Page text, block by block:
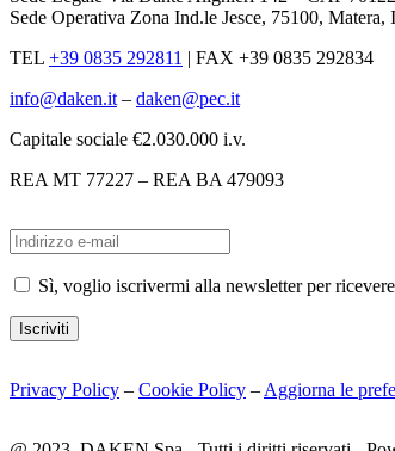
Sede Operativa Zona Ind.le Jesce, 75100, Matera,
TEL +39 0835 292811 | FAX +39 0835 292834
info@daken.it – daken@pec.it
Capitale sociale €2.030.000 i.v.
REA MT 77227 – REA BA 479093
Sì, voglio iscrivermi alla newsletter per
Iscriviti
Privacy Policy – Cookie Policy – Aggiorna le